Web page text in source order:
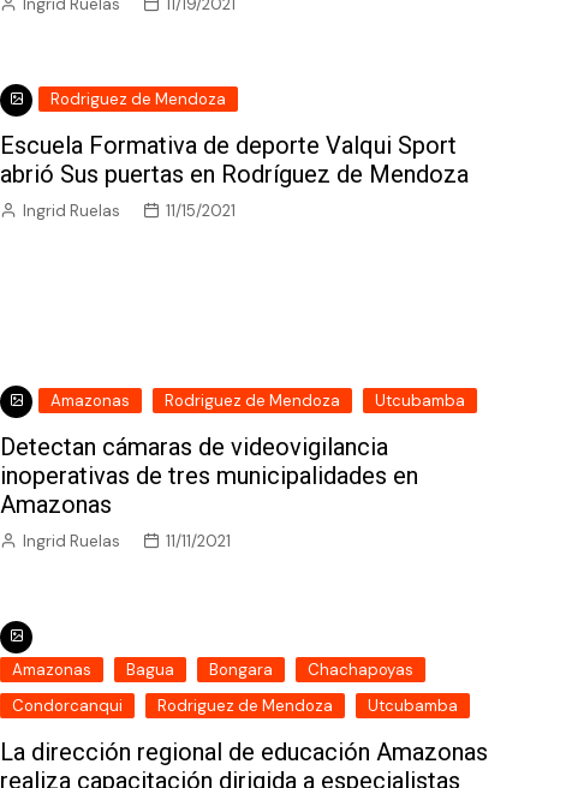
Rodriguez de Mendoza
Escuela Formativa de deporte Valqui Sport
abrió Sus puertas en Rodríguez de Mendoza
Ingrid Ruelas 11/15/2021
Amazonas Rodriguez de Mendoza Utcubamba
Detectan cámaras de videovigilancia
inoperativas de tres municipalidades en
Amazonas
Ingrid Ruelas 11/11/2021
Amazonas Bagua Bongara
Chachapoyas
Condorcanqui
Rodriguez de Mendoza Utcubamba
La dirección regional de educación Amazonas
realiza capacitación dirigida a especialistas